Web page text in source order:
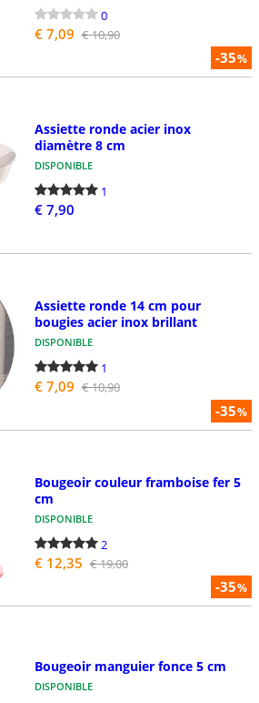
-35%
0
€ 7,09 € 10,90
Assiette ronde acier inox
diamètre 8 cm
DISPONIBLE
1
€ 7,90
-35%
Assiette ronde 14 cm pour
bougies acier inox brillant
DISPONIBLE
1
€ 7,09 € 10,90
-35%
Bougeoir couleur framboise fer 5
cm
DISPONIBLE
2
€ 12,35 € 19,00
Bougeoir manguier fonce 5 cm
DISPONIBLE